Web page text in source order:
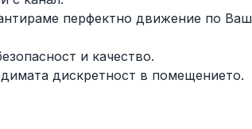
перфектно движение по
и качество.
дискретност в помещението.